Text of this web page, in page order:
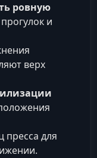
ровную
и
верх
для